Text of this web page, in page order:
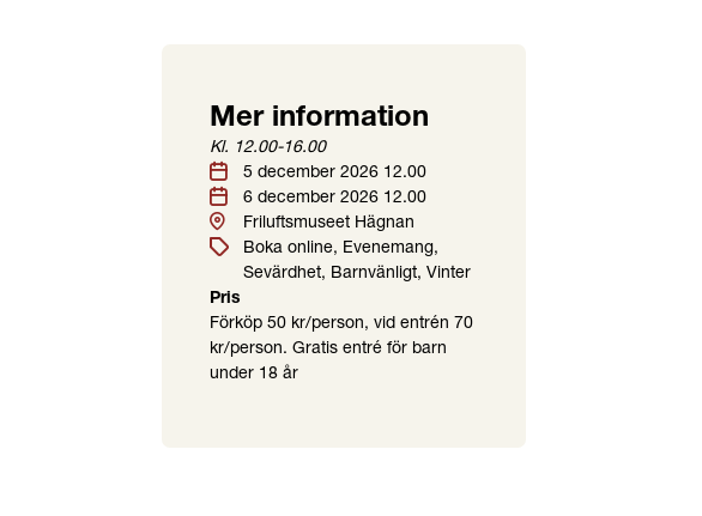
Mer information
Kl. 12.00-16.00
Datum5 december 2026 12.00
6 december 2026 12.00
Plats
Friluftsmuseet Hägnan
Etiketter
Boka online
Evenemang
Sevärdhet
Barnvänligt Vinter
Pris
Förköp 50 kr/person, vid entrén 70
kr/person. Gratis entré för barn
under 18 år